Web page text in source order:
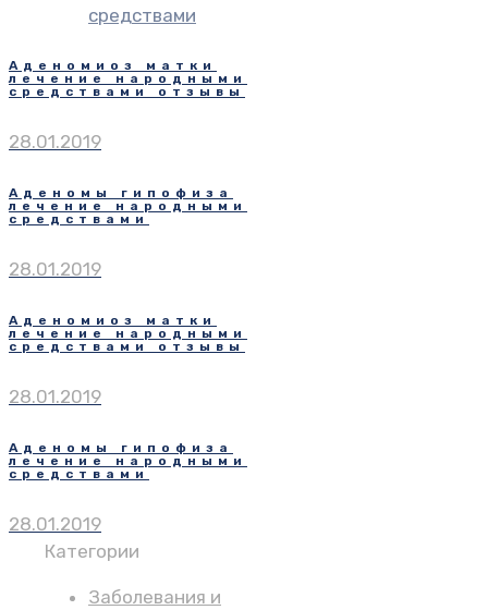
средствами
Аденомиоз матки
лечение народными
средствами отзывы
28.01.2019
Аденомы гипофиза
лечение народными
средствами
28.01.2019
Аденомиоз матки
лечение народными
средствами отзывы
28.01.2019
Аденомы гипофиза
лечение народными
средствами
28.01.2019
Категории
Заболевания и